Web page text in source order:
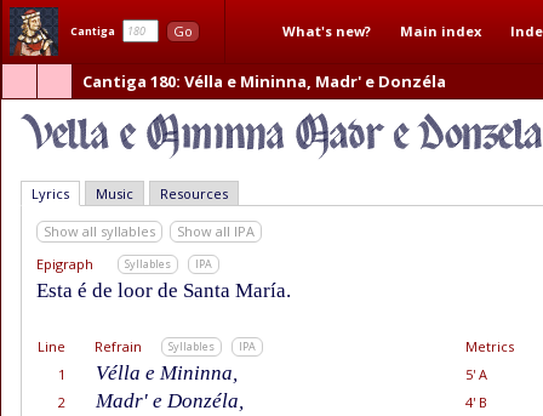
Cantiga Go What's new? Main index
Cantiga 180: Vélla e Mininna, Madr' e Donzéla
Lyrics Music Resources
Show all syllables
Show all IPA
Epigraph
Syllables IPA
Esta é de loor de Santa María.
Line Refrain Syllables IPA
Metrics
1
Vélla e Mininna,
5' A
2
Madr' e Donzéla,
4' B